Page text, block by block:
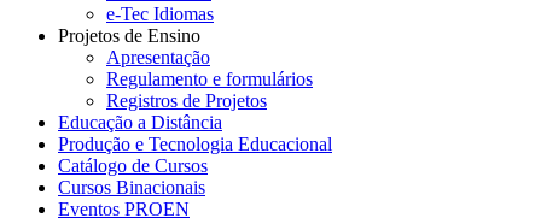
e-Tec Idiomas
Projetos de Ensino
Apresentação
Regulamento e formulários
Registros de Projetos
Educação a Distância
Produção e Tecnologia Educacional
Catálogo de Cursos
Cursos Binacionais
Eventos PROEN